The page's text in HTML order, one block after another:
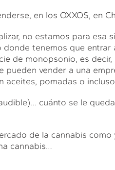
en los OXXOS, en
no estamos para esa
donde tenemos que
de monopsonio, es
pueden vender a una
aceites, pomadas o
cuánto se le
de la cannabis
cannabis…